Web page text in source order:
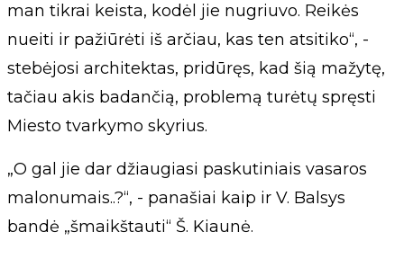
man tikrai keista, kodėl jie nugriuvo. Reikės
nueiti ir pažiūrėti iš arčiau, kas ten atsitiko“, -
stebėjosi architektas, pridūręs, kad šią mažytę,
tačiau akis badančią, problemą turėtų spręsti
Miesto tvarkymo skyrius.
„O gal jie dar džiaugiasi paskutiniais vasaros
malonumais..?“, - panašiai kaip ir V. Balsys
bandė „šmaikštauti“ Š. Kiaunė.